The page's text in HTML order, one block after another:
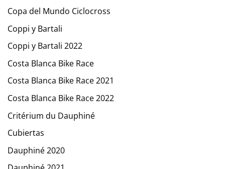
Copa del Mundo Ciclocross
Coppi y Bartali
Coppi y Bartali 2022
Costa Blanca Bike Race
Costa Blanca Bike Race 2021
Costa Blanca Bike Race 2022
Critérium du Dauphiné
Cubiertas
Dauphiné 2020